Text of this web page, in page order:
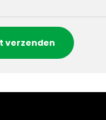
verzenden